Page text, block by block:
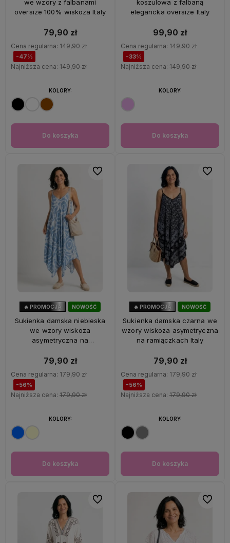
we wzory z falbanami
oversize 100% wiskoza Italy
79,90 zł
Cena regularna: 149,90 zł
-47%
Najniższa cena: 149,90 zł
Do koszyka
KOLORY:
koszulowa z falbaną
elegancka oversize Italy
99,90 zł
Cena regularna: 149,90 zł
-33%
Najniższa cena: 149,90 zł
Do koszyka
KOLORY:
NOWOŚĆ
🔥 PROMOCJA
Sukienka damska niebieska
we wzory wiskoza
asymetryczna na
79,90 zł
Cena regularna: 179,90 zł
-56%
Najniższa cena: 179,90 zł
Do koszyka
KOLORY:
Do ulubionych
NOWOŚĆ
🔥 PROMOCJA
Sukienka damska czarna we
wzory wiskoza asymetryczna
na ramiączkach Italy
79,90 zł
Cena regularna: 179,90 zł
-56%
Najniższa cena: 179,90 zł
Do koszyka
KOLORY:
Do
Do ulubionych Do